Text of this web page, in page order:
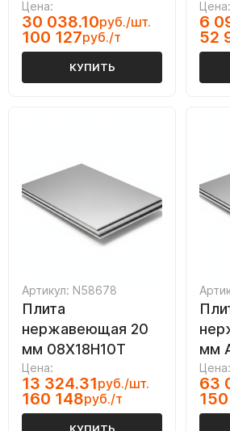
Цена:
30 038.10руб./шт.
100 127руб./т
КУПИТЬ
Цена:
6
52
Артикул: N58678
Плита
нержавеющая 20
мм 08Х18Н10Т
Цена:
13 324.31руб./шт.
160 148руб./т
мм
Цена:
63